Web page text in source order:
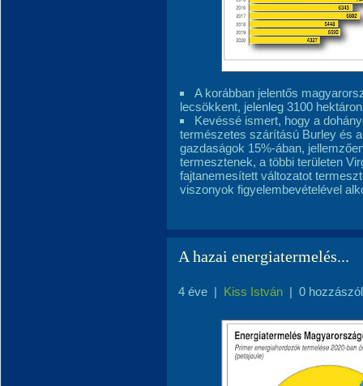
A korábban jelentős
lecsökkent, jelenleg 3100
Kevéssé ismert, hogy a
természetes szárítású Burley és
gazdaságok 15%-ában,
termesztenek, a többi területen
fajtanemesített változatot
viszonyok figyelembevételével
A hazai energiatermelés...
4 éve | Kiss István | 0